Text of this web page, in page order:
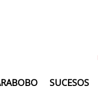
SUCESOS